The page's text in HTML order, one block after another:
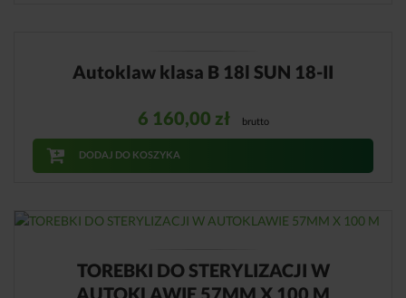
Autoklaw klasa B 18l SUN 18-II
6 160,00 zł brutto
DODAJ DO KOSZYKA
TOREBKI DO STERYLIZACJI W
AUTOKLAWIE 57MM X 100 M